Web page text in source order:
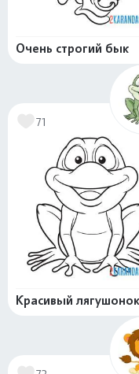
Очень строгий бык
71
Красивый лягушонок